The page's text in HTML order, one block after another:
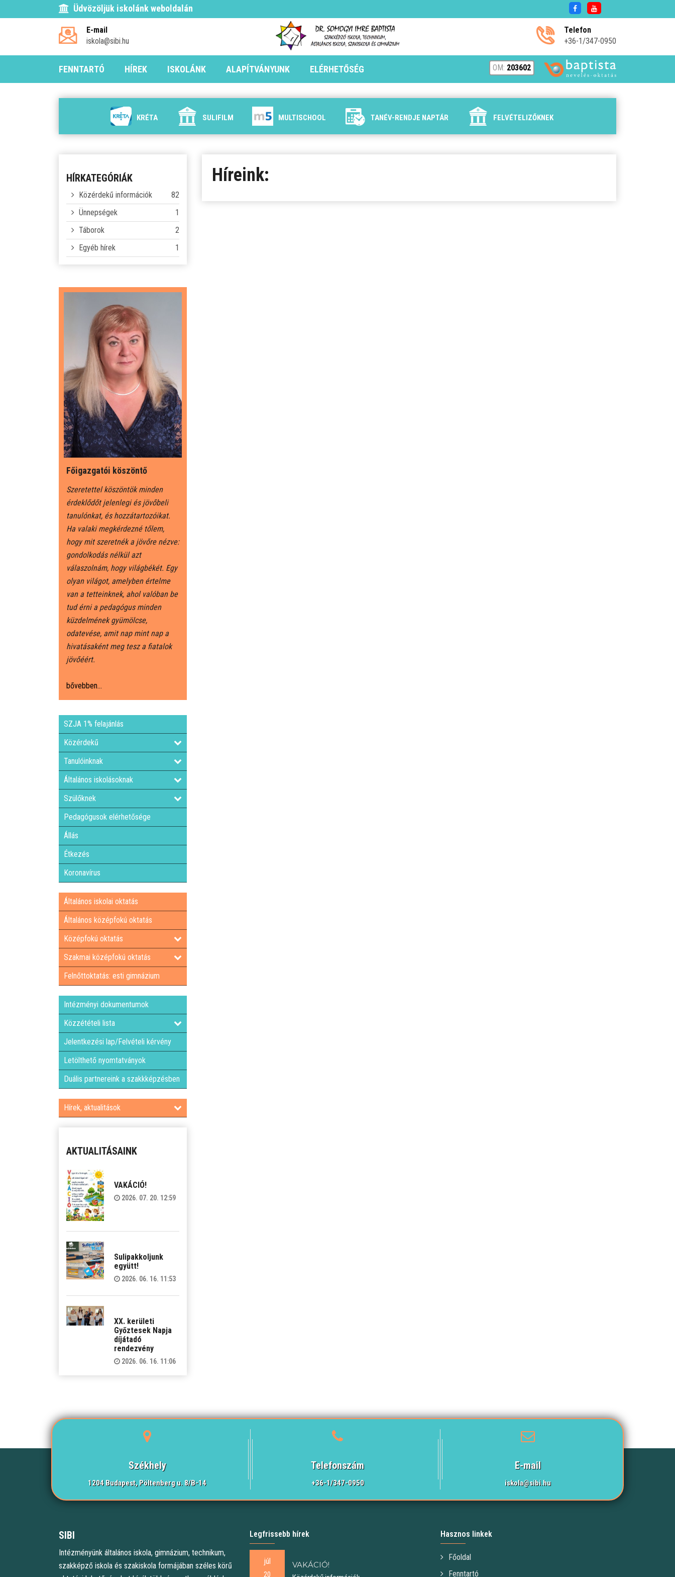
Üdvözöljük iskolánk weboldalán
E-mail
iskola@sibi.hu
Telefon
+36-1/347-0950
FENNTARTÓ HÍREK ISKOLÁNK ALAPÍTVÁNYUNK ELÉRHETŐSÉG OM: 203602
KRÉTA SULIFILM MULTISCHOOL TANÉV-RENDJE NAPTÁR FELVÉTELIZŐKNEK
HÍRKATEGÓRIÁK
Közérdekű információk
82
Ünnepségek
1
Táborok
2
Egyéb hírek
1
Főigazgatói köszöntő
Szeretettel köszöntök minden
érdeklődőt jelenlegi és jövőbeli
tanulónkat, és hozzátartozóikat.
Ha valaki megkérdezné tőlem,
hogy mit szeretnék a jövőre nézve:
gondolkodás nélkül azt
válaszolnám, hogy világbékét. Egy
olyan világot, amelyben értelme
van a tetteinknek, ahol valóban be
tud érni a pedagógus minden
küzdelmének gyümölcse,
odatevése, amit nap mint nap a
hivatásaként meg tesz a fiatalok
jövőéért.
bővebben...
SZJA 1% felajánlás
Közérdekű
Tanulóinknak
Általános iskolásoknak
Szülőknek
Pedagógusok elérhetősége
Állás
Étkezés
Koronavírus
Általános iskolai oktatás
Általános középfokú oktatás
Középfokú oktatás
Szakmai középfokú oktatás
Felnőttoktatás: esti gimnázium
Intézményi dokumentumok
Közzétételi lista
Jelentkezési lap/Felvételi kérvény
Letölthető nyomtatványok
Duális partnereink a szakkképzésben
Hírek, aktualitások
AKTUALITÁSAINK
VAKÁCIÓ!
2026. 07. 20. 12:59
Sulipakkoljunk
együtt!
2026. 06. 16. 11:53
XX. kerületi
Győztesek Napja
díjátadó
rendezvény
2026. 06. 16. 11:06
Híreink:
Székhely
1204 Budapest, Pöltenberg u. 8/B-14
Telefonszám
+36-1/347-0950
E-mail
iskola@sibi.hu
SIBI
Intézményünk általános iskola, gimnázium, technikum,
szakképző iskola és szakiskola formájában széles körű
Legfrissebb hírek
júl
20
VAKÁCIÓ!
Hasznos linkek
Főoldal
Fenntartó